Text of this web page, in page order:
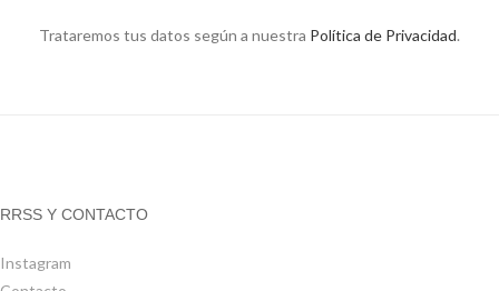
Trataremos tus datos según a nuestra Política de Privacidad.
RRSS Y CONTACTO
Instagram